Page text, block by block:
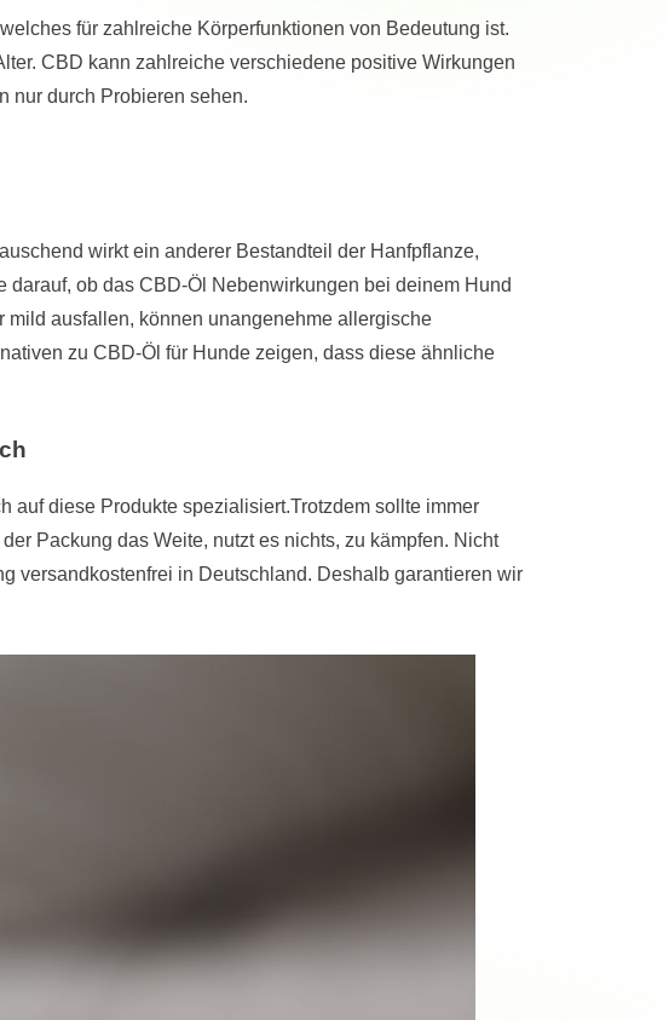
für zahlreiche Körperfunktionen von Bedeutung ist.
CBD kann zahlreiche verschiedene positive Wirkungen
nur durch Probieren sehen.
wirkt ein anderer Bestandteil der Hanfpflanze,
ob das CBD-Öl Nebenwirkungen bei deinem Hund
ausfallen, können unangenehme allergische
zu CBD-Öl für Hunde zeigen, dass diese ähnliche
auf diese Produkte spezialisiert.Trotzdem sollte immer
Packung das Weite, nutzt es nichts, zu kämpfen. Nicht
versandkostenfrei in Deutschland. Deshalb garantieren wir